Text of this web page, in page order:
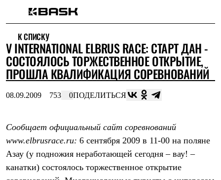
Интернет-магазин
Мужская одежда
Утепленная пухом
Куртки
Брюки
Комбинезоны
Штормовая одежда
Куртки
Брюки
Софтшелл одежда
Куртки
Брюки
К СПИСКУ
V INTERNATIONAL ELBRUS RACE: СТАРТ ДАН -
СОСТОЯЛОСЬ ТОРЖЕСТВЕННОЕ ОТКРЫТИЕ,
ПРОШЛА КВАЛИФИКАЦИЯ СОРЕВНОВАНИЙ
08.09.2009 753 0ПОДЕЛИТЬСЯ
Сообщает официальный сайт соревнований
www.elbrusrace.ru: 6 сентября 2009 в 11-00 на поляне
Азау (у подножия неработающей сегодня – вау! –
канатки) состоялось торжественное открытие